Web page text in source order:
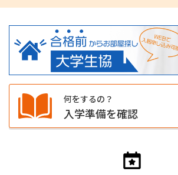
何をするの？
入学準備を確認